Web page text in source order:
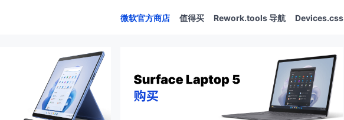
微软官方商店 值得买 Rework.tools 导航 Devices.css